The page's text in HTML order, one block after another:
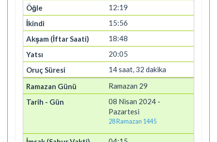
12:19
15:56
18:48
20:05
14 saat, 32 dakika
Ramazan 29
08 Nisan 2024 -
Pazartesi
28 Ramazan 1445